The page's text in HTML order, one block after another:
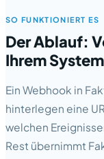
SO FUNKTIONIERT ES
Der Ablauf:
Ihrem System
Ein Webhook in
hinterlegen eine
welchen
Rest übernimmt